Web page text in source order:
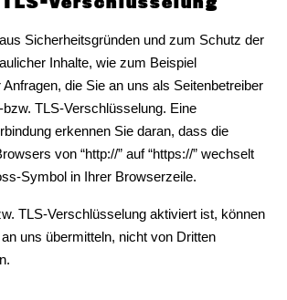
Sicherheitsgründen und zum Schutz der
Inhalte, wie zum Beispiel
die Sie an uns als Seitenbetreiber
TLS-Verschlüsselung. Eine
erkennen Sie daran, dass die
von “http://” auf “https://” wechselt
Symbol in Ihrer Browserzeile.
TLS-Verschlüsselung aktiviert ist, können
uns übermitteln, nicht von Dritten